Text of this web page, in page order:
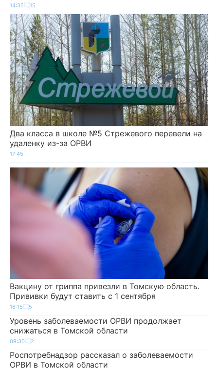
14:35 15
Два класса в школе №5 Стрежевого перевели на
удаленку из-за ОРВИ
17:45
Вакцину от гриппа привезли в Томскую область.
Прививки будут ставить с 1 сентября
16:15 5
Уровень заболеваемости ОРВИ продолжает
снижаться в Томской области
09:30 2
Роспотребнадзор рассказал о заболеваемости
ОРВИ в Томской области